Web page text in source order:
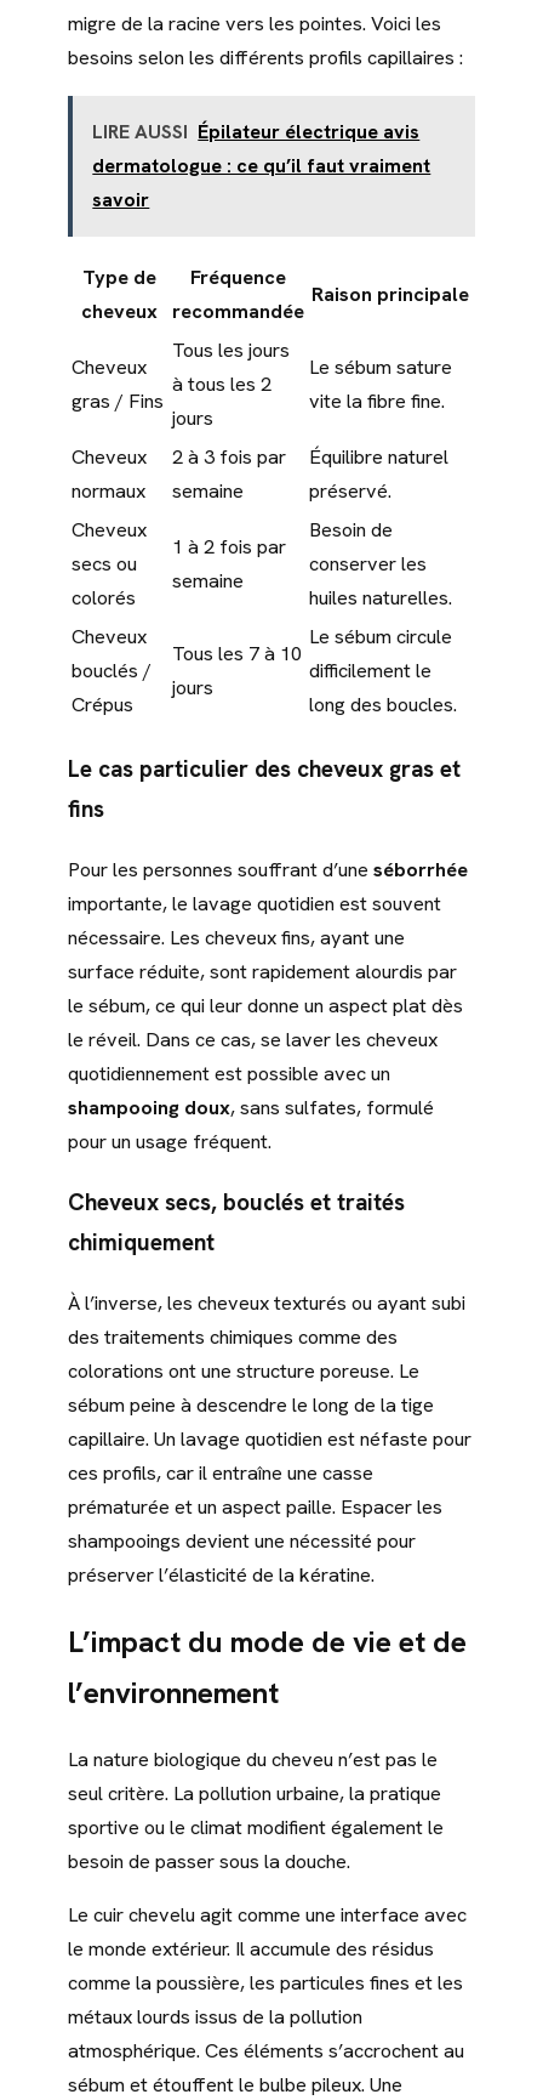
migre de la racine vers les pointes. Voici les
besoins selon les différents profils capillaires :
LIRE AUSSI Épilateur électrique avis
dermatologue : ce qu’il faut vraiment
savoir
Type de
cheveux
Fréquence
recommandée
Raison principale
Cheveux
gras / Fins
Tous les jours
à tous les 2
jours
Le sébum sature
vite la fibre fine.
Cheveux
normaux
2 à 3 fois par
semaine
Équilibre naturel
préservé.
Cheveux
secs ou
colorés
1 à 2 fois par
semaine
Besoin de
conserver les
huiles naturelles.
Cheveux
bouclés /
Crépus
Tous les 7 à 10
jours
Le sébum circule
difficilement le
long des boucles.
Le cas particulier des cheveux gras et
fins
Pour les personnes souffrant d’une séborrhée
importante, le lavage quotidien est souvent
nécessaire. Les cheveux fins, ayant une
surface réduite, sont rapidement alourdis par
le sébum, ce qui leur donne un aspect plat dès
le réveil. Dans ce cas, se laver les cheveux
quotidiennement est possible avec un
shampooing doux, sans sulfates, formulé
pour un usage fréquent.
Cheveux secs, bouclés et traités
chimiquement
À l’inverse, les cheveux texturés ou ayant subi
des traitements chimiques comme des
colorations ont une structure poreuse. Le
sébum peine à descendre le long de la tige
capillaire. Un lavage quotidien est néfaste pour
ces profils, car il entraîne une casse
prématurée et un aspect paille. Espacer les
shampooings devient une nécessité pour
préserver l’élasticité de la kératine.
L’impact du mode de vie et de
l’environnement
La nature biologique du cheveu n’est pas le
seul critère. La pollution urbaine, la pratique
sportive ou le climat modifient également le
besoin de passer sous la douche.
Le cuir chevelu agit comme une interface avec
le monde extérieur. Il accumule des résidus
comme la poussière, les particules fines et les
métaux lourds issus de la pollution
atmosphérique. Ces éléments s’accrochent au
sébum et étouffent le bulbe pileux. Une